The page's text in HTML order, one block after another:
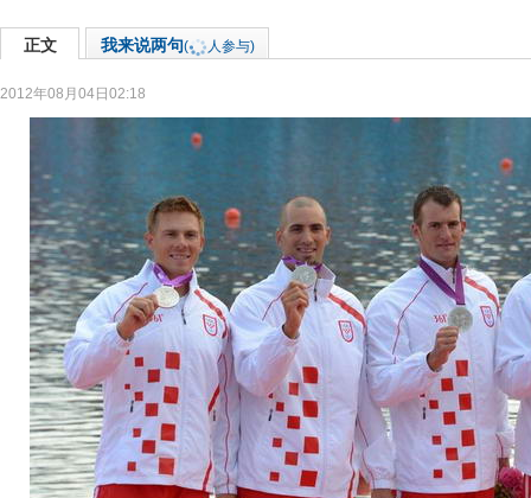
正文 我来说两句( 人参与)
2012年08月04日02:18